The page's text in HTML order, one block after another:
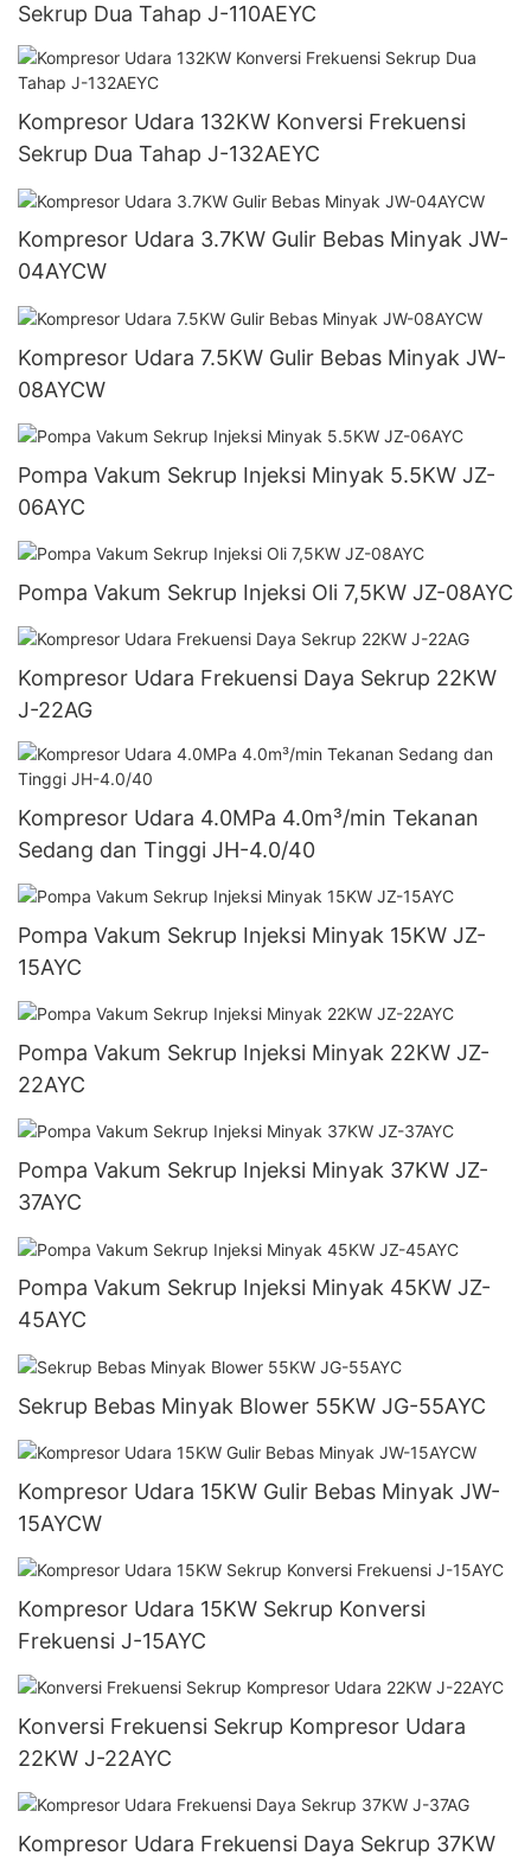
Sekrup Dua Tahap J-110AEYC
Kompresor Udara 132KW Konversi Frekuensi
Sekrup Dua Tahap J-132AEYC
Kompresor Udara 3.7KW Gulir Bebas Minyak JW-
04AYCW
Kompresor Udara 7.5KW Gulir Bebas Minyak JW-
08AYCW
Pompa Vakum Sekrup Injeksi Minyak 5.5KW JZ-
06AYC
Pompa Vakum Sekrup Injeksi Oli 7,5KW JZ-08AYC
Kompresor Udara Frekuensi Daya Sekrup 22KW
J-22AG
Kompresor Udara 4.0MPa 4.0m³/min Tekanan
Sedang dan Tinggi JH-4.0/40
Pompa Vakum Sekrup Injeksi Minyak 15KW JZ-
15AYC
Pompa Vakum Sekrup Injeksi Minyak 22KW JZ-
22AYC
Pompa Vakum Sekrup Injeksi Minyak 37KW JZ-
37AYC
Pompa Vakum Sekrup Injeksi Minyak 45KW JZ-
45AYC
Sekrup Bebas Minyak Blower 55KW JG-55AYC
Kompresor Udara 15KW Gulir Bebas Minyak JW-
15AYCW
Kompresor Udara 15KW Sekrup Konversi
Frekuensi J-15AYC
Konversi Frekuensi Sekrup Kompresor Udara
22KW J-22AYC
Kompresor Udara Frekuensi Daya Sekrup 37KW